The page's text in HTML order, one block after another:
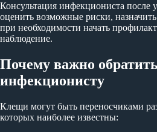
Консультация инфекциониста после
оценить возможные риски,
при необходимости начать
наблюдение.
Почему важно
инфекционисту
Клещи могут быть переносчиками
которых наиболее известны: